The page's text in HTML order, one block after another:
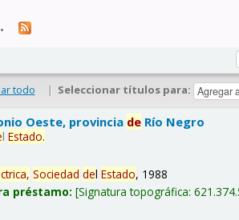
todo | Seleccionar títulos para:
Oeste, provincia de Río Negro
lEstado.
Sociedad delEstado, 1988
préstamo: Signatura topográfica: